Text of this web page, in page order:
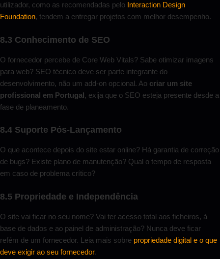
utilizador, como as recomendadas pelo Interaction Design
Foundation, tendem a entregar projetos com melhor desempenho.
8.3 Conhecimento de SEO
O fornecedor percebe de Core Web Vitals? Sabe otimizar imagens
para web? SEO técnico deve ser parte integrante do
desenvolvimento, não um add-on opcional. Ao criar um site
profissional em Portugal, exija que o SEO esteja presente desde a
fase de planeamento.
8.4 Suporte Pós-Lançamento
O que acontece depois do site estar online? Há garantia de correção
de bugs? Existe plano de manutenção? Qual o tempo de resposta
em caso de problema crítico?
8.5 Propriedade e Independência
O site vai ficar no seu nome? Vai ter acesso total aos ficheiros, à
base de dados e ao painel de administração? Nunca deve ficar
refém de um fornecedor. Leia mais sobre propriedade digital e o que
deve exigir ao seu fornecedor.